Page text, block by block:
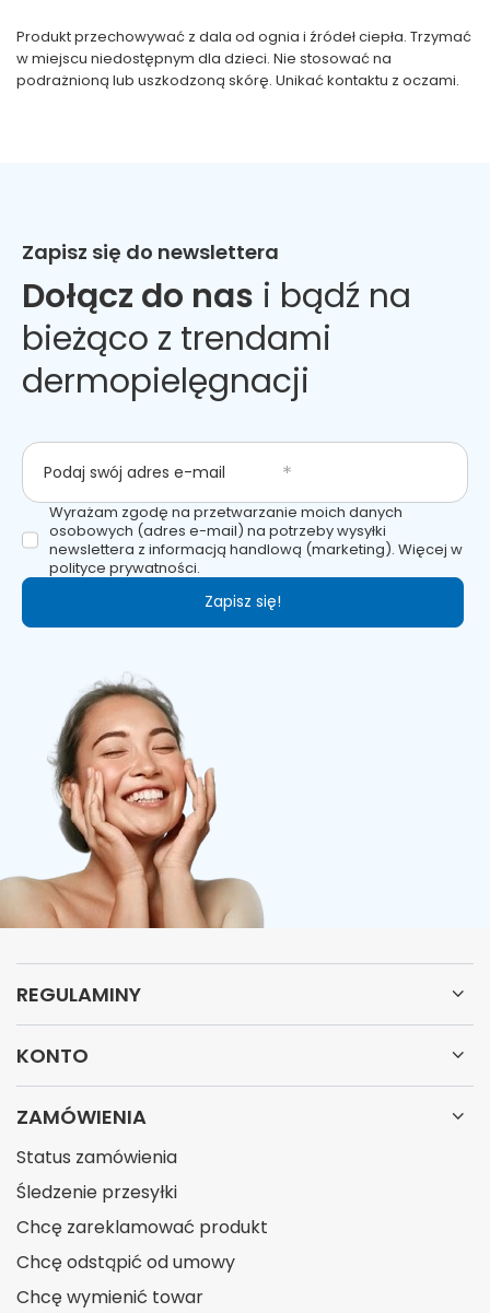
Produkt przechowywać z dala od ognia i źródeł ciepła. Trzymać
w miejscu niedostępnym dla dzieci. Nie stosować na
podrażnioną lub uszkodzoną skórę. Unikać kontaktu z oczami.
Zapisz się do newslettera
Dołącz do nas i bądź na
bieżąco z trendami
dermopielęgnacji
Podaj swój adres e-mail
Wyrażam zgodę na przetwarzanie moich danych
osobowych (adres e-mail) na potrzeby wysyłki
newslettera z informacją handlową (marketing). Więcej w
polityce prywatności.
Zapisz się!
REGULAMINY
KONTO
ZAMÓWIENIA
Status zamówienia
Śledzenie przesyłki
Chcę zareklamować produkt
Chcę odstąpić od umowy
Chcę wymienić towar